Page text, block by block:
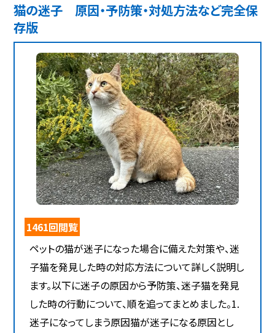
猫の迷子 原因・予防策・対処方法など完全保
存版
1461回閲覧
ペットの猫が迷子になった場合に備えた対策や、迷
子猫を発見した時の対応方法について詳しく説明し
ます。以下に迷子の原因から予防策、迷子猫を発見
した時の行動について、順を追ってまとめました。1.
迷子になってしまう原因猫が迷子になる原因とし